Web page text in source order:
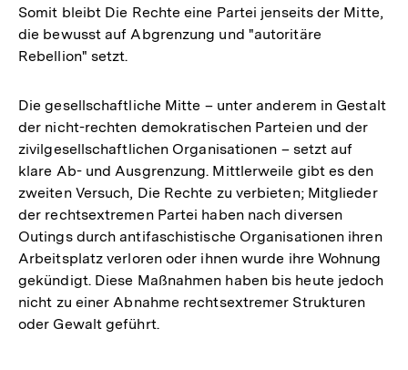
Somit bleibt Die Rechte eine Partei jenseits der Mitte,
die bewusst auf Abgrenzung und "autoritäre
Rebellion" setzt.
Die gesellschaftliche Mitte – unter anderem in Gestalt
der nicht-rechten demokratischen Parteien und der
zivilgesellschaftlichen Organisationen – setzt auf
klare Ab- und Ausgrenzung. Mittlerweile gibt es den
zweiten Versuch, Die Rechte zu verbieten; Mitglieder
der rechtsextremen Partei haben nach diversen
Outings durch antifaschistische Organisationen ihren
Arbeitsplatz verloren oder ihnen wurde ihre Wohnung
gekündigt. Diese Maßnahmen haben bis heute jedoch
nicht zu einer Abnahme rechtsextremer Strukturen
oder Gewalt geführt.